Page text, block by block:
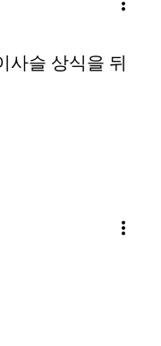
슬 상식을 뒤
more_vert